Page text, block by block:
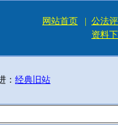
网站首页 | 公法
资料
： 经典旧站